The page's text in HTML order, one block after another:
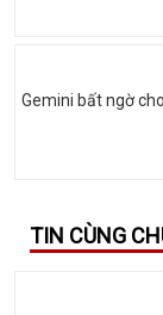
Gemini bất ngờ
TIN CÙNG